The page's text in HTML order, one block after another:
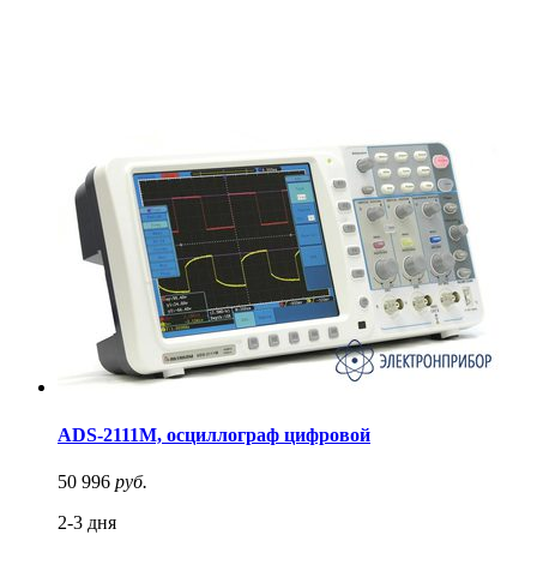
ADS-2111M, осциллограф цифровой
50 996 руб.
2-3 дня